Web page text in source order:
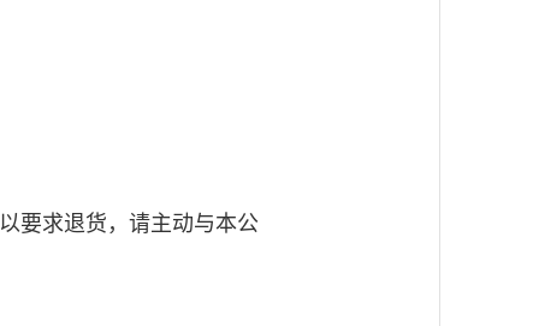
要求退货，请主动与本公